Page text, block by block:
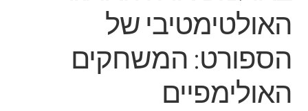
האולטימטיבי של
הספורט: המשחקים
האולימפיים